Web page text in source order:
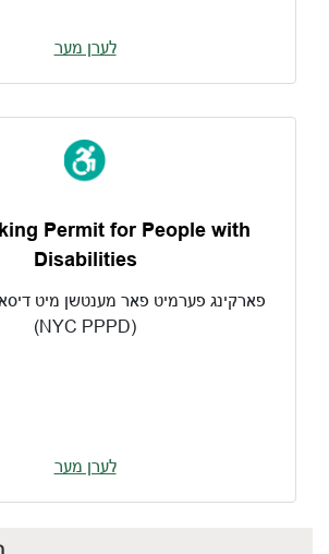
לערן מער
Permit for People with
Disabilities
(NYC PPPD)
לערן מער